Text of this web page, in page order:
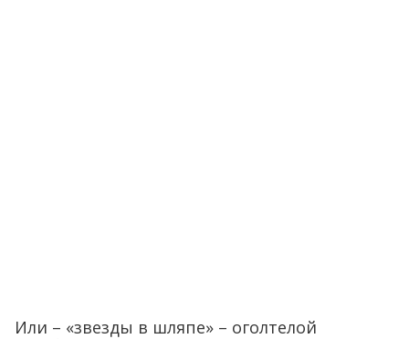
Или – «звезды в шляпе» – оголтелой